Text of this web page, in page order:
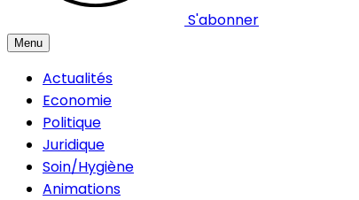
S'abonner
Menu
Actualités
Economie
Politique
Juridique
Soin/Hygiène
Animations